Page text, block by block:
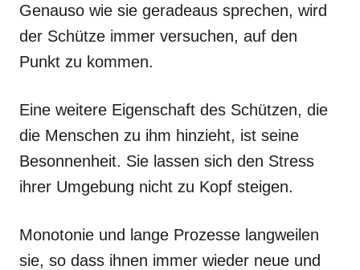
Genauso wie sie geradeaus sprechen, wird
der Schütze immer versuchen, auf den
Punkt zu kommen.
Eine weitere Eigenschaft des Schützen, die
die Menschen zu ihm hinzieht, ist seine
Besonnenheit. Sie lassen sich den Stress
ihrer Umgebung nicht zu Kopf steigen.
Monotonie und lange Prozesse langweilen
sie, so dass ihnen immer wieder neue und